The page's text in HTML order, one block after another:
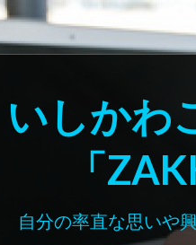
いしかわ
「
自分の率直な思いや